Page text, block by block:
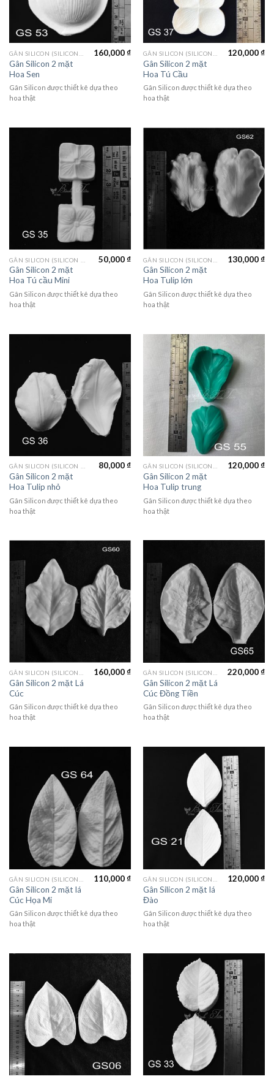
Gân Silicon 2 mặt
Hoa Sen
160,000₫
Gân Silicon được thiết kê dựa theo
hoa thật
Gân Silicon 2 mặt
Hoa Tú Cầu
120,000₫
Gân Silicon được thiết kê dựa theo
hoa thật
Gân Silicon 2 mặt
Hoa Tú cầu Mini
50,000₫
Gân Silicon được thiết kê dựa theo
hoa thật
Gân Silicon 2 mặt
Hoa Tulip lớn
130,000₫
Gân Silicon được thiết kê dựa theo
hoa thật
GÂN SILICON (SILICON MOLD)
Gân Silicon 2 mặt
Hoa Tulip nhỏ
80,000₫
Gân Silicon được thiết kê dựa theo
hoa thật
GÂN SILICON (SILICON MOLD)
Gân Silicon 2 mặt
Hoa Tulip trung
120,000₫
Gân Silicon được thiết kê dựa theo
hoa thật
Gân Silicon 2 mặt Lá
Cúc
160,000₫
Gân Silicon được thiết kê dựa theo
hoa thật
Gân Silicon 2 mặt Lá
Cúc Đồng Tiền
220,000₫
Gân Silicon được thiết kê dựa theo
hoa thật
Gân Silicon 2 mặt lá
Cúc Họa Mi
110,000₫
Gân Silicon được thiết kê dựa theo
hoa thật
Gân Silicon 2 mặt lá
Đào
120,000₫
Gân Silicon được thiết kê dựa theo
hoa thật